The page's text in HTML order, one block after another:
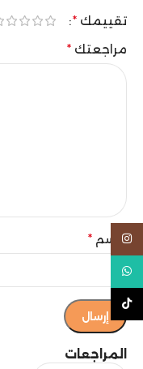
المراجعات
تقييمك *
مراجعتك *
الاسم *
Instagram
TikTok